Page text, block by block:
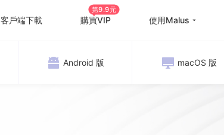
客戶端下載 購買VIP
第9.9元
使用Malus
Android 版 macOS 版